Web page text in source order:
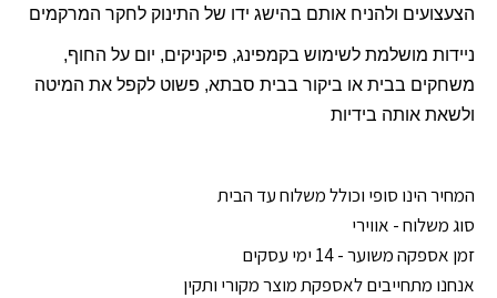
הצעצועים ולהניח אותם בהישג ידו של התינוק לחקר המרקמים
ניידות מושלמת לשימוש בקמפינג, פיקניקים, יום על החוף,
משחקים בבית או ביקור בבית סבתא, פשוט לקפל את המיטה
ולשאת אותה בידיות
המחיר הינו סופי וכולל משלוח עד הבית
סוג משלוח - אווירי
זמן אספקה משוער - 14 ימי עסקים
אנחנו מתחייבים לאספקת מוצר מקורי ותקין